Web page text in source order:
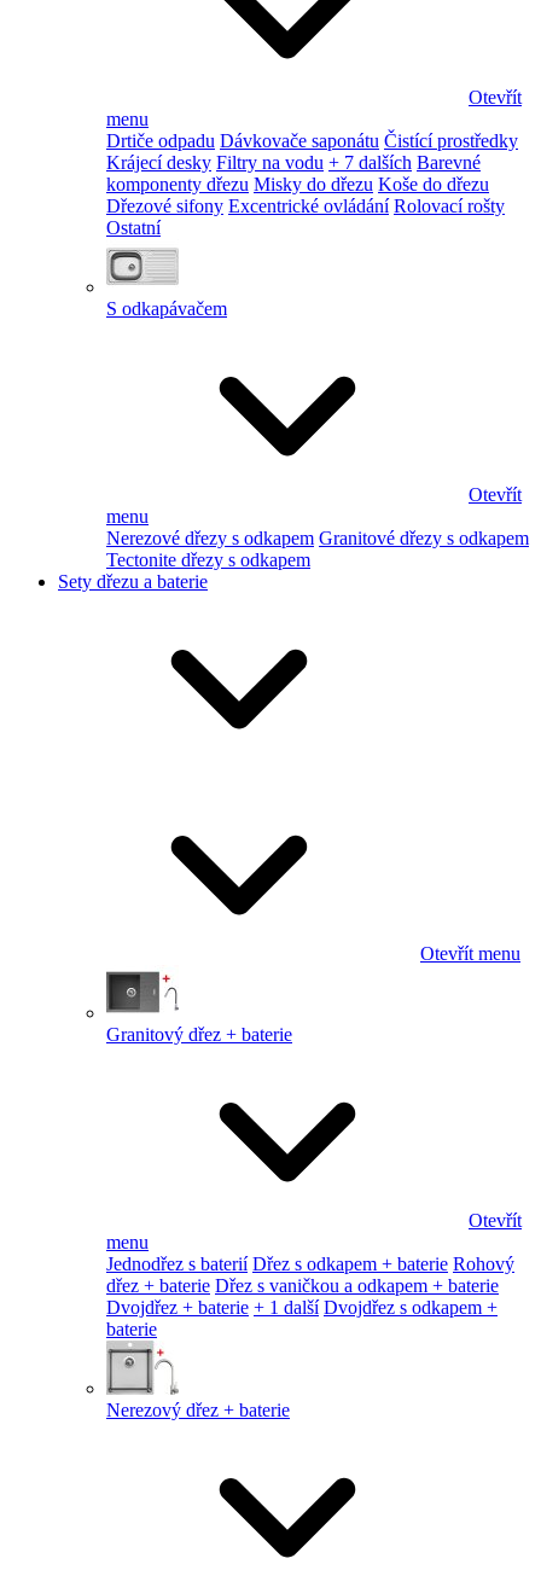
Otevřít
menu
Drtiče odpadu Dávkovače saponátu Čistící prostředky
Krájecí desky Filtry na vodu + 7 dalších Barevné
komponenty dřezu Misky do dřezu Koše do dřezu
Dřezové sifony Excentrické ovládání Rolovací rošty
Ostatní
S odkapávačem
Otevřít
menu
Nerezové dřezy s odkapem Granitové dřezy s odkapem
Tectonite dřezy s odkapem
Sety dřezu a baterie
Otevřít menu
Granitový dřez + baterie
Otevřít
menu
Jednodřez s baterií Dřez s odkapem + baterie Rohový
dřez + baterie Dřez s vaničkou a odkapem + baterie
Dvojdřez + baterie + 1 další Dvojdřez s odkapem +
baterie
Nerezový dřez + baterie